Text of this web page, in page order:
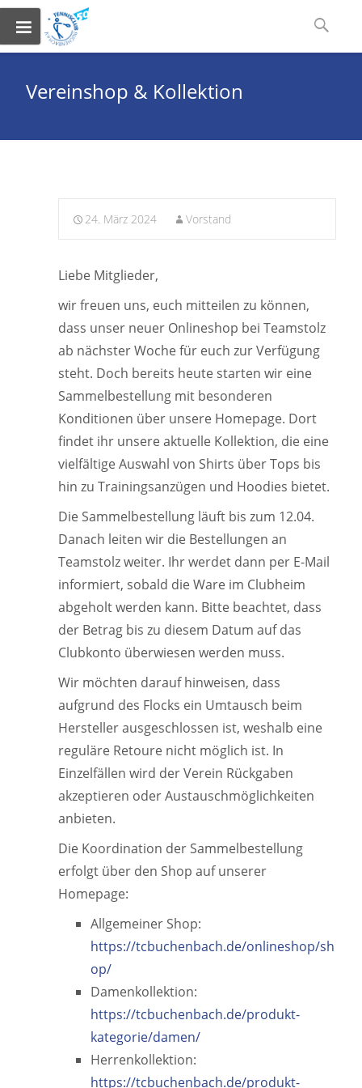
to
content
Suchen
Vereinshop & Kollektion
24. März 2024 Vorstand
Liebe Mitglieder,
wir freuen uns, euch mitteilen zu können,
dass unser neuer Onlineshop bei Teamstolz
ab nächster Woche für euch zur Verfügung
steht. Doch bereits heute starten wir eine
Sammelbestellung mit besonderen
Konditionen über unsere Homepage. Dort
findet ihr unsere aktuelle Kollektion, die eine
vielfältige Auswahl von Shirts über Tops bis
hin zu Trainingsanzügen und Hoodies bietet.
Die Sammelbestellung läuft bis zum 12.04.
Danach leiten wir die Bestellungen an
Teamstolz weiter. Ihr werdet dann per E-Mail
informiert, sobald die Ware im Clubheim
abgeholt werden kann. Bitte beachtet, dass
der Betrag bis zu diesem Datum auf das
Clubkonto überwiesen werden muss.
Wir möchten darauf hinweisen, dass
aufgrund des Flocks ein Umtausch beim
Hersteller ausgeschlossen ist, weshalb eine
reguläre Retoure nicht möglich ist. In
Einzelfällen wird der Verein Rückgaben
akzeptieren oder Austauschmöglichkeiten
anbieten.
Die Koordination der Sammelbestellung
erfolgt über den Shop auf unserer
Homepage:
Allgemeiner Shop:
https://tcbuchenbach.de/onlineshop/sh
op/
Damenkollektion:
https://tcbuchenbach.de/produkt-
kategorie/damen/
Herrenkollektion:
https://tcbuchenbach.de/produkt-